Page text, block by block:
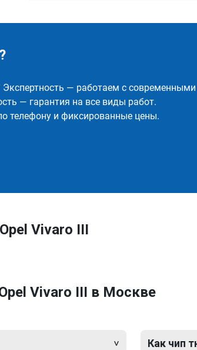
— работаем с
— гарантия на все виды работ.
телефону и фиксированные цены.
Vivaro III
Vivaro III в Москве
Как чип